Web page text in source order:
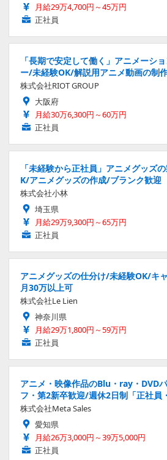
月給29万4,700円～45万円
正社員
「長期で安定して働く」アニメーシ
ー/未経験OK/解説用アニメ動画の制
株式会社RIOT GROUP
大阪府
月給30万6,300円～60万円
正社員
「未経験から正社員」アニメグッズ
K/アニメグッズの作成/ブランク歓迎
株式会社小林
埼玉県
月給29万9,300円～65万円
正社員
アニメグッズの仕分け/未経験OK/キ
月30万以上可
株式会社Le Lien
神奈川県
月給29万1,800円～59万円
正社員
アニメ・映像作品のBlu・ray・DVD
フ・第2新卒歓迎/週休2日制「正社員
株式会社Meta Sales
愛知県
月給26万3,000円～39万5,000円
正社員